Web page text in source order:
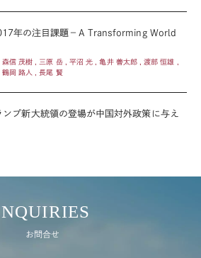
年の注目課題－A Transforming World
信 茂樹 , 三原 岳 , 平沼 光 , 亀井 善太郎 , 渡部 恒雄 ,
鶴岡 路人 , 長尾 賢
プ新大統領の登場が中国対外政策に与え
お問合せ